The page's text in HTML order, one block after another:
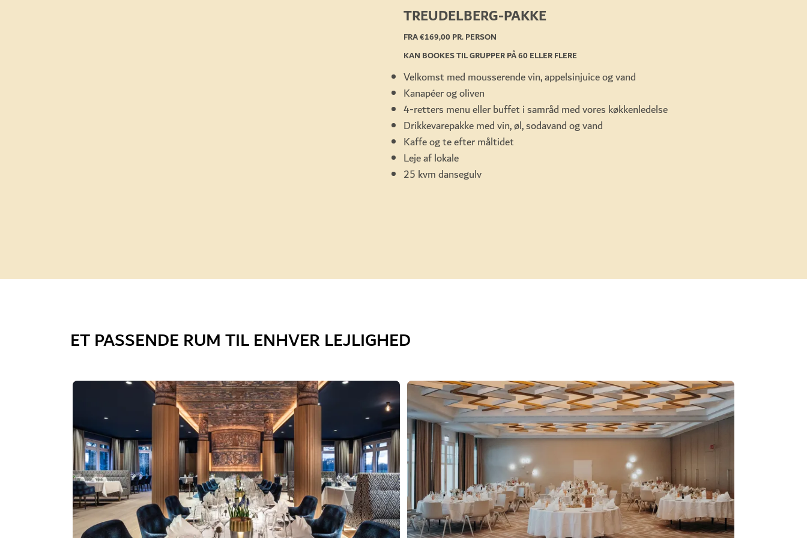
TREUDELBERG-PAKKE
FRA €169,00 PR. PERSON
KAN BOOKES TIL GRUPPER PÅ 60 ELLER FLERE
Velkomst med mousserende vin, appelsinjuice og vand
Kanapéer og oliven
4-retters menu eller buffet i samråd med vores køkkenledelse
Drikkevarepakke med vin, øl, sodavand og vand
Kaffe og te efter måltidet
Leje af lokale
25 kvm dansegulv
ET PASSENDE RUM TIL ENHVER LEJLIGHED
Slide 1 af 2